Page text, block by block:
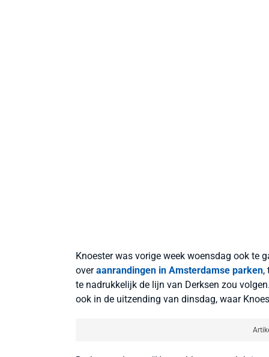
Knoester was vorige week woensdag ook te
overaanrandingen in Amsterdamse parken,
te nadrukkelijk de lijn van Derksen zou
ook in de uitzending van dinsdag, waar